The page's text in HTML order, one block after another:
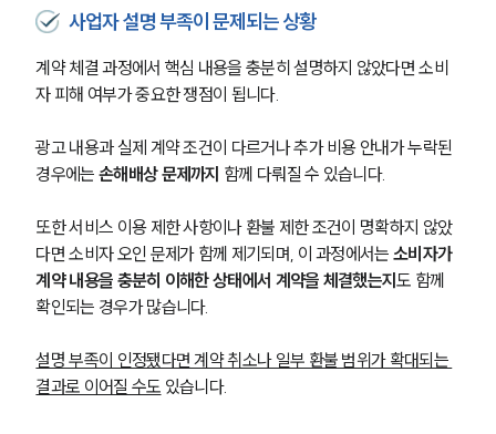
법률지식인
고객후기
업무분야
금융·자본시장그룹 업무
전체
구성원 소개
금융전문변호사
소식/자료
사업자 설명 부족이 문제되는 상황
계약 체결 과정에서 핵심 내용을 충분히 설명하지 않았다면 소비
자 피해 여부가 중요한 쟁점이 됩니다.
광고 내용과 실제 계약 조건이 다르거나 추가 비용 안내가 누락된
경우에는 손해배상 문제까지 함께 다뤄질 수 있습니다.
또한 서비스 이용 제한 사항이나 환불 제한 조건이 명확하지 않았
다면 소비자 오인 문제가 함께 제기되며, 이 과정에서는 소비자가
계약 내용을 충분히 이해한 상태에서 계약을 체결했는지도 함께
확인되는 경우가 많습니다.
설명 부족이 인정됐다면 계약 취소나 일부 환불 범위가 확대되는
결과로 이어질 수도 있습니다.